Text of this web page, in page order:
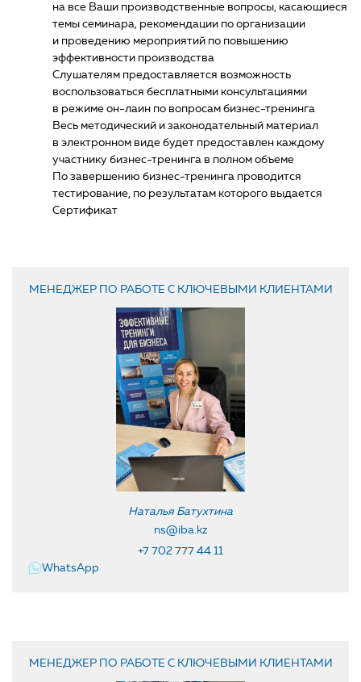
на все Ваши производственные вопросы, касающиеся
темы семинара, рекомендации по организации
и проведению мероприятий по повышению
эффективности производства
Слушателям предоставляется возможность
воспользоваться бесплатными консультациями
в режиме он-лаин по вопросам бизнес-тренинга
Весь методический и законодательный материал
в электронном виде будет предоставлен каждому
участнику бизнес-тренинга в полном объеме
По завершению бизнес-тренинга проводится
тестирование, по результатам которого выдается
Сертификат
МЕНЕДЖЕР ПО РАБОТЕ С КЛЮЧЕВЫМИ КЛИЕНТАМИ
Наталья Батухтина
ns@iba.kz
+7 702 777 44 11
WhatsApp
МЕНЕДЖЕР ПО РАБОТЕ С КЛЮЧЕВЫМИ КЛИЕНТАМИ